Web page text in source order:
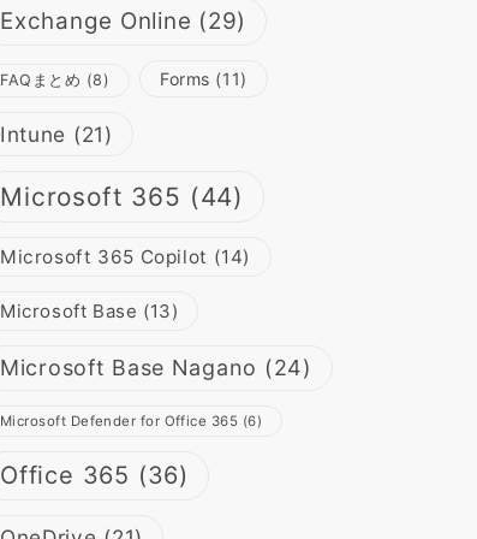
Exchange Online (29)
FAQまとめ (8) Forms (11)
Intune (21)
Microsoft 365 (44)
Microsoft 365 Copilot (14)
Microsoft Base (13)
Microsoft Base Nagano (24)
Microsoft Defender for Office 365 (6)
Office 365 (36)